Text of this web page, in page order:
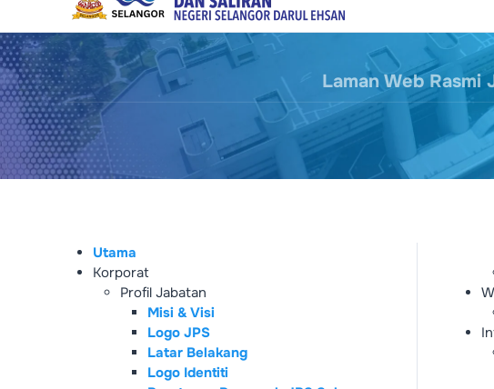
Laman Web
Utama
Korporat
Profil Jabatan
Misi & Visi
Logo JPS
Latar Belakang
Logo Identiti